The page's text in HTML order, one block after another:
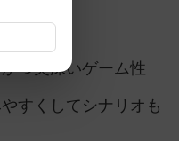
ム
つ奥深いゲーム性
すくしてシナリオも